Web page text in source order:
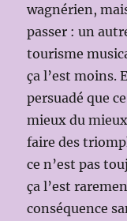
wagnérien,
passer : un
tourisme
ça l’est moins.
persuadé que
mieux du
faire des
ce n’est pas
ça l’est
conséquence